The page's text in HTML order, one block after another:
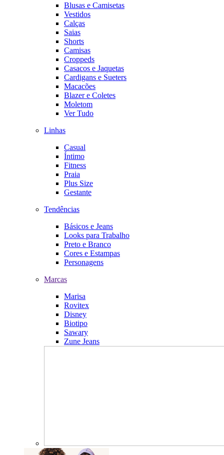
Blusas e Camisetas
Vestidos
Calças
Saias
Shorts
Camisas
Croppeds
Casacos e Jaquetas
Cardigans e Sueters
Macacões
Blazer e Coletes
Moletom
Ver Tudo
Linhas
Casual
Íntimo
Fitness
Praia
Plus Size
Gestante
Tendências
Básicos e Jeans
Looks para Trabalho
Preto e Branco
Cores e Estampas
Personagens
Marcas
Marisa
Rovitex
Disney
Biotipo
Sawary
Zune Jeans